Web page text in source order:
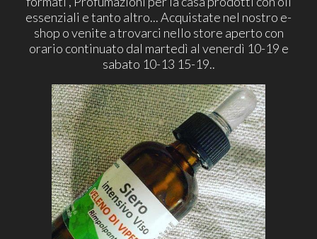
essenziali e tanto altro... Acquistate nel nostro e-
shop o venite a trovarci nello store aperto con
orario continuato dal martedì al venerdì 10-19 e
sabato 10-13 15-19..